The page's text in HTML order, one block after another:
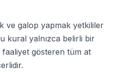
ve galop yapmak yetkililer
kural yalnızca belirli bir
gösteren tüm at